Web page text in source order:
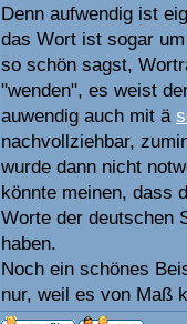
Denn aufwendig ist
das Wort ist sogar
so schön sagst,
"wenden", es weist
auwendig auch mit ä
nachvollziehbar,
wurde dann nicht
könnte meinen, dass
Worte der deutschen
haben.
Noch ein schönes
nur, weil es von Maß